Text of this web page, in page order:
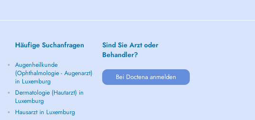
Häufige Suchanfragen
Augenheilkunde
(Ophthalmologie - Augenarzt)
in Luxemburg
Dermatologie (Hautarzt) in
Luxemburg
Hausarzt in Luxemburg
Sind Sie Arzt oder
Behandler?
Bei Doctena anmelden